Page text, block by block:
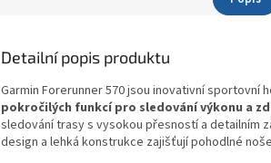
Detailní popis produktu
Garmin Forerunner 570 jsou inovativní
pokročilých funkcí pro sledování výkonu a
sledování trasy s vysokou přesností a detailním
design a lehká konstrukce zajišťují pohodlné